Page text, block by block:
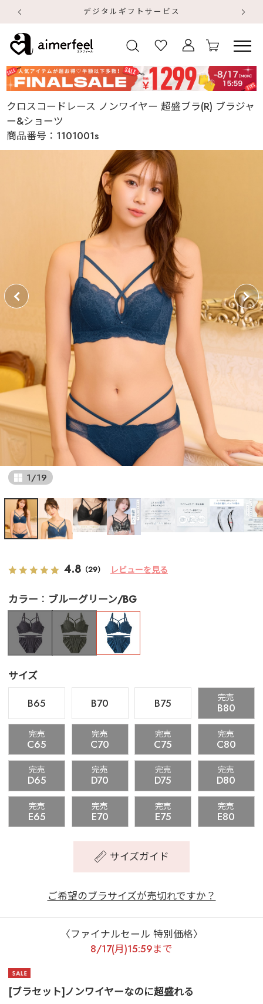
デジタルギフトサービス
クロスコードレース ノンワイヤー 超盛ブラ(R) ブラジャ
ー&ショーツ
商品番号： 1101001s
1/19
4.8 （29） レビューを見る
カラー ブルーグリーン/BG
サイズ
B65
B70 B75 完売
B80
完売
C65
完売
C70
完売
C75
完売
C80
完売
D65
完売
D70
完売
D75
完売
D80
完売
E65
完売
E70
完売
E75
完売
E80
サイズガイド
ご希望のブラサイズが売切れですか？
〈ファイナルセール 特別価格〉
8/17(月)15:59まで
[ブラセット]ノンワイヤーなのに超盛れる